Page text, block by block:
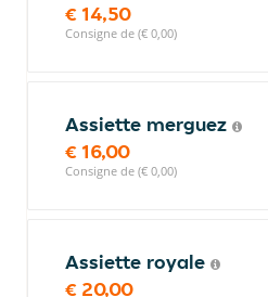
€ 14,50
Consigne de (€ 0,00)
Assiette merguez
€ 16,00
Consigne de (€ 0,00)
Assiette royale
€ 20,00